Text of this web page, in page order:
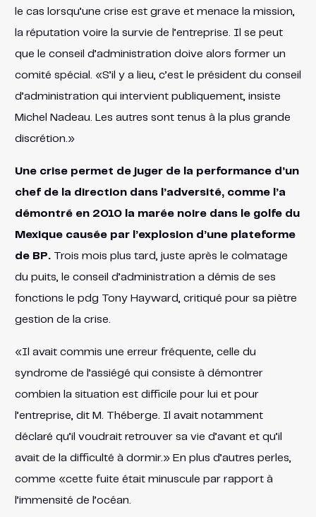
le cas lorsqu’une crise est grave et menace la mission,
la réputation voire la survie de l’entreprise. Il se peut
que le conseil d’administration doive alors former un
comité spécial. «S’il y a lieu, c’est le président du conseil
d’administration qui intervient publiquement, insiste
Michel Nadeau. Les autres sont tenus à la plus grande
discrétion.»
Une crise permet de juger de la performance d’un
chef de la direction dans l’adversité, comme l’a
démontré en 2010 la marée noire dans le golfe du
Mexique causée par l’explosion d’une plateforme
de BP.Trois mois plus tard, juste après le colmatage
du puits, le conseil d’administration a démis de ses
fonctions le pdg Tony Hayward, critiqué pour sa piètre
gestion de la crise.
«Il avait commis une erreur fréquente, celle du
syndrome de l’assiégé qui consiste à démontrer
combien la situation est difficile pour lui et pour
l’entreprise, dit M. Théberge. Il avait notamment
déclaré qu’il voudrait retrouver sa vie d’avant et qu’il
avait de la difficulté à dormir.» En plus d’autres perles,
comme «cette fuite était minuscule par rapport à
l’immensité de l’océan.